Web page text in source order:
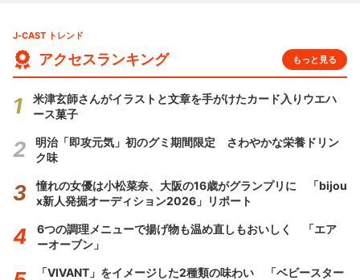
J-CAST トレンド
アクセスランキング もっと見る
米津玄師さんがイラストと文章を手がけたカード入りウエハ
ース菓子
明治「即攻元気」初のグミ期間限定 さわやかな栄養ドリン
ク味
憧れの女優は小松菜奈、大阪の16歳がグランプリに 「bijou
x新人発掘オーディション2026」リポート
6つの調理メニューで揚げ物も温め直しもおいしく 「エア
ーオーブン」
「VIVANT」をイメージした2種類の味わい 「ベビースター